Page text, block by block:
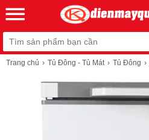
Trang chủ Tủ Đông - Tủ Mát Tủ Đông